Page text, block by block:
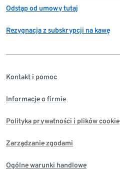
Odstąp od umowy tutaj
Rezygnacja z subskrypcji na kawę
Kontakt i pomoc
Informacje o firmie
Polityka prywatności i plików cookie
Zarządzanie zgodami
Ogólne warunki handlowe